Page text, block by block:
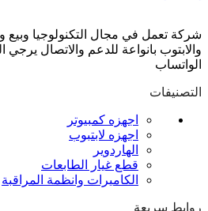
شركة تعمل في مجال التكنولوجيا وبيع
والابتوب بانواعة للدعم والاتصال
الواتساب
التصنيفات
اجهزه كمبيوتر
اجهزه لابتبوب
الهاردوير
قطع غيار الطابعات
الكاميرات وانظمة المراقبة
روابط سريعة